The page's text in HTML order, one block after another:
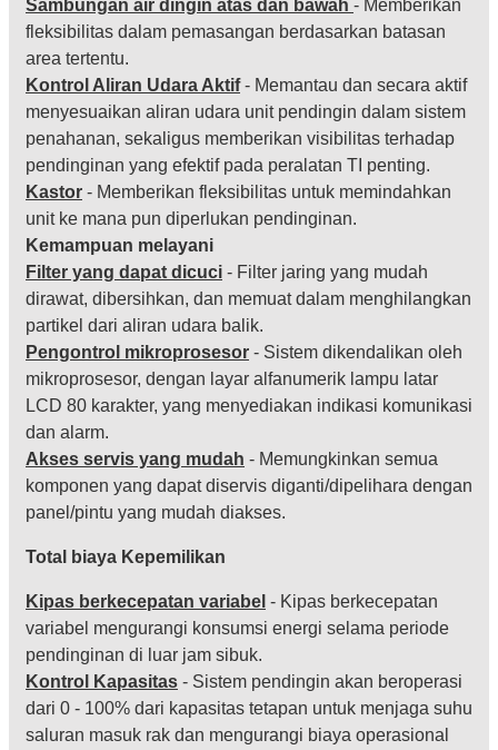
Sambungan air dingin atas dan bawah - Memberikan
fleksibilitas dalam pemasangan berdasarkan batasan
area tertentu.
Kontrol Aliran Udara Aktif- Memantau dan secara aktif
menyesuaikan aliran udara unit pendingin dalam sistem
penahanan, sekaligus memberikan visibilitas terhadap
pendinginan yang efektif pada peralatan TI penting.
Kastor - Memberikan fleksibilitas untuk memindahkan
unit ke mana pun diperlukan pendinginan.
Kemampuan melayani
Filter yang dapat dicuci - Filter jaring yang mudah
dirawat, dibersihkan, dan memuat dalam menghilangkan
partikel dari aliran udara balik.
Pengontrol mikroprosesor - Sistem dikendalikan oleh
mikroprosesor, dengan layar alfanumerik lampu latar
LCD 80 karakter, yang menyediakan indikasi komunikasi
dan alarm.
Akses servis yang mudah - Memungkinkan semua
komponen yang dapat diservis diganti/dipelihara dengan
panel/pintu yang mudah diakses.
Total biaya Kepemilikan
Kipas berkecepatan variabel - Kipas berkecepatan
variabel mengurangi konsumsi energi selama periode
pendinginan di luar jam sibuk.
Kontrol Kapasitas - Sistem pendingin akan beroperasi
dari 0 - 100% dari kapasitas tetapan untuk menjaga suhu
saluran masuk rak dan mengurangi biaya operasional